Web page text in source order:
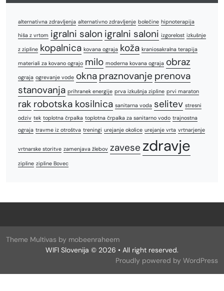
alternativna zdravljenja alternativno zdravljenje bolečine hipnoterapija
hiša z vrtom igralni salon igralni saloni izgorelost izkušnje
z zipline kopalnica kovana ograja koža kraniosakralna terapija
materiali za kovano ograjo milo moderna kovana ograja obraz
ograja ogrevanje vode okna praznovanje prenova
stanovanja prihranek energije prva izkušnja zipline prvi maraton
rak robotska kosilnica sanitarna voda selitev stresni
odziv tek toplotna črpalka toplotna črpalka za sanitarno vodo trajnostna
ograja travme iz otroštva treningi urejanje okolice urejanje vrta vrtnarjenje
vrtnarske storitve zamenjava žlebov zavese zdravje
zipline zipline Bovec
Theme Multivas by mobeenraheem
WIFI Slovenija © 2026 • All right reserved.
Proudly powered by WordPress